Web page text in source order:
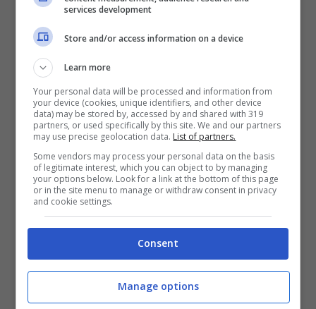
di grande successo come “Capri”, dove
interpretava Carolina Scapece, e “Il bene e
il male”. Bianca ha anche avuto modo di
lavorare con registi di prestigio nel
panorama cinematografico italiano, come
Ferzan Özpetek nel film “Magnifica
presenza”. La donna, insomma, ha saputo
coniugare professionalità e simpatia,
conquistando il pubblico con la sua
naturalezza e il suo sorriso contagioso.
services development
Store and/or access information on a device
Learn more
Your personal data will be processed and information from
your device (cookies, unique identifiers, and other device
data) may be stored by, accessed by and shared with 319
partners, or used specifically by this site. We and our partners
may use precise geolocation data. List of partners.
Some vendors may process your personal data on the basis
of legitimate interest, which you can object to by managing
your options below. Look for a link at the bottom of this page
or in the site menu to manage or withdraw consent in privacy
and cookie settings.
Consent
Manage options